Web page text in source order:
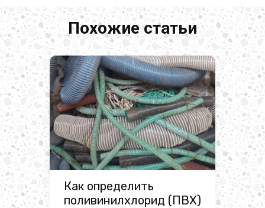
Похожие статьи
Как определить
поливинилхлорид (ПВХ)